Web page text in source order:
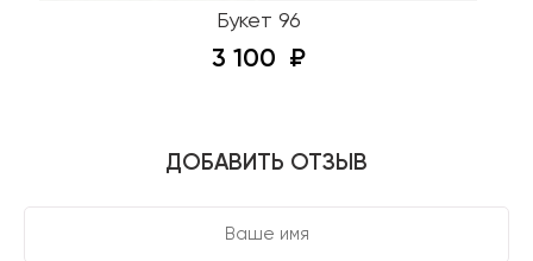
Букет 96
3 100
ДОБАВИТЬ ОТЗЫВ